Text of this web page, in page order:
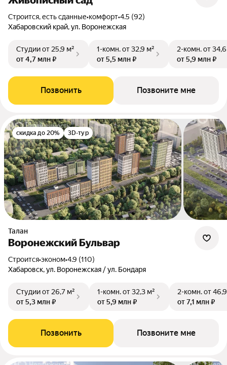
Строится, есть сданные•комфорт•4.5 (92)
Хабаровский край, ул. Воронежская
Студииот 25,9 м²
от 4,7 млн ₽
1-комн.от 32,9 м²
от 5,5 млн ₽
2-комн.от
от 5,9 млн ₽
Позвонить Позвоните мне
скидка до 20% 3D-тур
Талан
Воронежский Бульвар
Строится•эконом•4.9 (110)
Хабаровск, ул. Воронежская / ул. Бондаря
Студииот 26,7 м²
от 5,3 млн ₽
1-комн.от 32,3 м²
от 5,9 млн ₽
2-комн.от
от 7,1 млн ₽
Позвонить Позвоните мне